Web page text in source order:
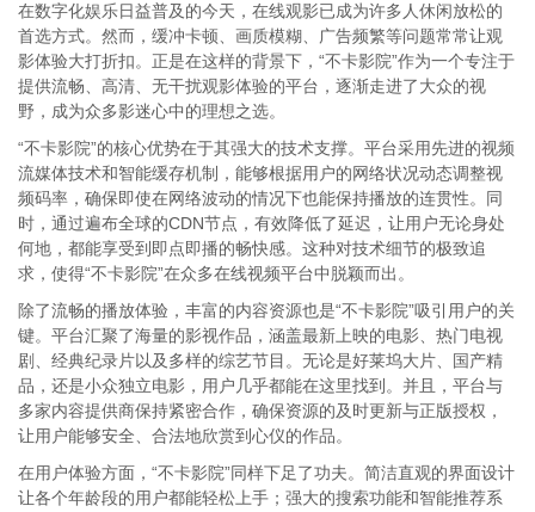
在数字化娱乐日益普及的今天，在线观影已成为许多人休闲放松的
首选方式。然而，缓冲卡顿、画质模糊、广告频繁等问题常常让观
影体验大打折扣。正是在这样的背景下，“不卡影院”作为一个专注于
提供流畅、高清、无干扰观影体验的平台，逐渐走进了大众的视
野，成为众多影迷心中的理想之选。
“不卡影院”的核心优势在于其强大的技术支撑。平台采用先进的视频
流媒体技术和智能缓存机制，能够根据用户的网络状况动态调整视
频码率，确保即使在网络波动的情况下也能保持播放的连贯性。同
时，通过遍布全球的CDN节点，有效降低了延迟，让用户无论身处
何地，都能享受到即点即播的畅快感。这种对技术细节的极致追
求，使得“不卡影院”在众多在线视频平台中脱颖而出。
除了流畅的播放体验，丰富的内容资源也是“不卡影院”吸引用户的关
键。平台汇聚了海量的影视作品，涵盖最新上映的电影、热门电视
剧、经典纪录片以及多样的综艺节目。无论是好莱坞大片、国产精
品，还是小众独立电影，用户几乎都能在这里找到。并且，平台与
多家内容提供商保持紧密合作，确保资源的及时更新与正版授权，
让用户能够安全、合法地欣赏到心仪的作品。
在用户体验方面，“不卡影院”同样下足了功夫。简洁直观的界面设计
让各个年龄段的用户都能轻松上手；强大的搜索功能和智能推荐系